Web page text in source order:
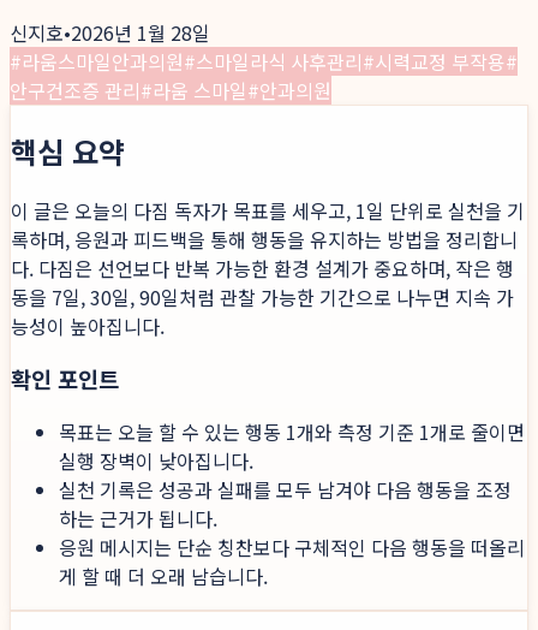
신지호•2026년 1월 28일
#라움스마일안과의원#스마일라식 사후관리#시력교정 부작용#
안구건조증 관리#라움 스마일#안과의원
핵심 요약
이 글은 오늘의 다짐 독자가 목표를 세우고, 1일 단위로 실천을 기
록하며, 응원과 피드백을 통해 행동을 유지하는 방법을 정리합니
다. 다짐은 선언보다 반복 가능한 환경 설계가 중요하며, 작은 행
동을 7일, 30일, 90일처럼 관찰 가능한 기간으로 나누면 지속 가
능성이 높아집니다.
확인 포인트
목표는 오늘 할 수 있는 행동 1개와 측정 기준 1개로 줄이면
실행 장벽이 낮아집니다.
실천 기록은 성공과 실패를 모두 남겨야 다음 행동을 조정
하는 근거가 됩니다.
응원 메시지는 단순 칭찬보다 구체적인 다음 행동을 떠올리
게 할 때 더 오래 남습니다.